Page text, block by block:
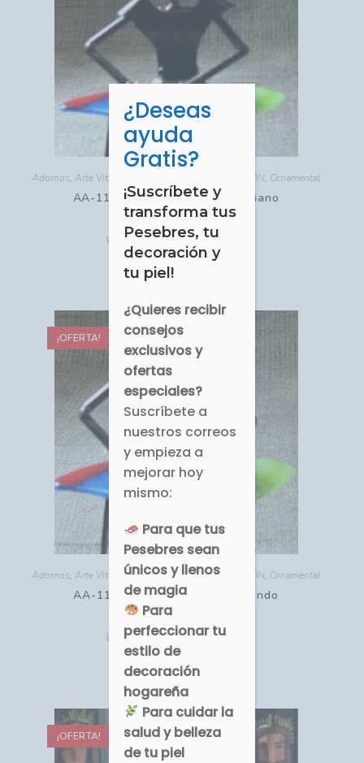
Adornos, Arte Vitro-Fusión HOGAR - DECORACIÓN, Ornamental
AA-115A Quijote Sentado Mediano
USD $60.38 USD $35.50
Comprar
¡OFERTA!
Adornos, Arte Vitro-Fusión,HOGAR - DECORACIÓN, Ornamental
AA-115B Quijote Sentado Leyendo
USD $60.38 USD $ 35.00
Comprar
¡OFERTA!
¿Deseas
ayuda
Gratis?
¡Suscríbete y
transforma tus
Pesebres, tu
decoración y
tu piel!
¿Quieres recibir
consejos
exclusivos y
ofertas
especiales?
Suscríbete a
nuestros correos
y empieza a
mejorar hoy
mismo:
Para que tus
Pesebres sean
únicos y llenos
de magia
Para
perfeccionar tu
estilo de
decoración
hogareña
Para cuidar la
salud y belleza
de tu piel